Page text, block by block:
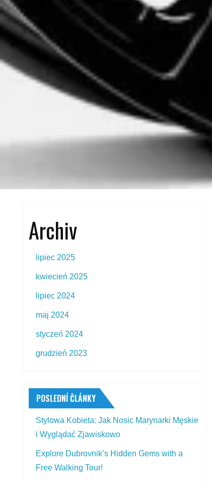
Archiv
lipiec 2025
kwiecień 2025
lipiec 2024
maj 2024
styczeń 2024
grudzień 2023
POSLEDNÍ ČLÁNKY
Stylowa Kobieta: Jak Nosic Marynarki Męskie
i Wyglądać Zjawiskowo
Explore Dubrovnik’s Hidden Gems with a
Free Walking Tour!